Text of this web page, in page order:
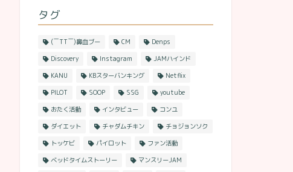
タグ
(￣TT￣)鼻血ブー CM
Denps
Discovery
Instagram
JAMハインド
KANU
KBスターバンキング
Netflix
PILOT
SOOP SSG
youtube
おたく活動
インタビュー
コンユ
ダイエット
チャダムチキン
チョジョンソク
トッケビ
パイロット
ファン活動
ベッドタイムストーリー
マンスリーJAM